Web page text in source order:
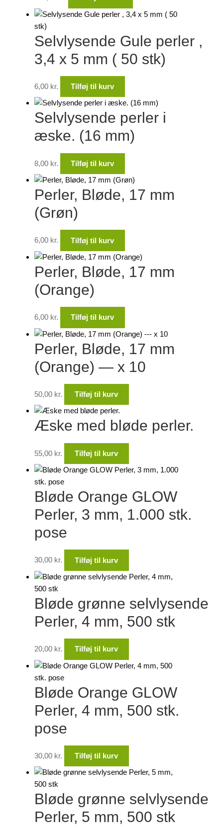
Selvlysende Gule perler ,
3,4 x 5 mm ( 50 stk)
6,00 kr. Tilføj til kurv
Selvlysende perler i
æske. (16 mm)
8,00 kr. Tilføj til kurv
Perler, Bløde, 17 mm
(Grøn)
6,00 kr. Tilføj til kurv
Perler, Bløde, 17 mm
(Orange)
6,00 kr. Tilføj til kurv
Perler, Bløde, 17 mm
(Orange) — x 10
50,00 kr. Tilføj til kurv
Æske med bløde perler.
55,00 kr. Tilføj til kurv
Bløde Orange GLOW
Perler, 3 mm, 1.000 stk.
pose
30,00 kr. Tilføj til kurv
Bløde grønne selvlysende
Perler, 4 mm, 500 stk
20,00 kr. Tilføj til kurv
Bløde Orange GLOW
Perler, 4 mm, 500 stk.
pose
30,00 kr. Tilføj til kurv
Bløde grønne selvlysende
Perler, 5 mm, 500 stk